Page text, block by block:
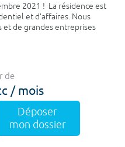
2021 ! La résidence est
et d’affaires. Nous
et de grandes entreprises
de
/ mois
Déposer
mon dossier